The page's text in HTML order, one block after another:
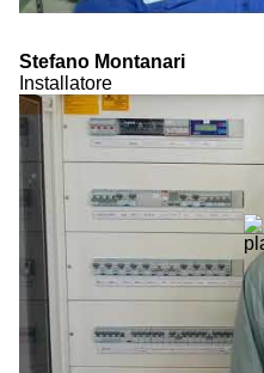
Stefano Montanari
Installatore